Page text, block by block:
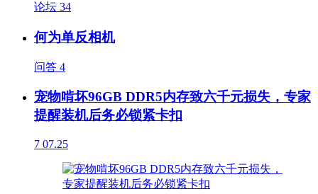
论坛 34
何为单反相机
问答 4
宠物啃坏96GB DDR5内存致六千元损失，专家
提醒装机后务必锁紧卡扣
7 07.25